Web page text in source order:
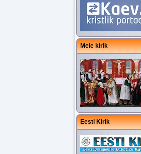
Meie kirik
Eesti Kirik